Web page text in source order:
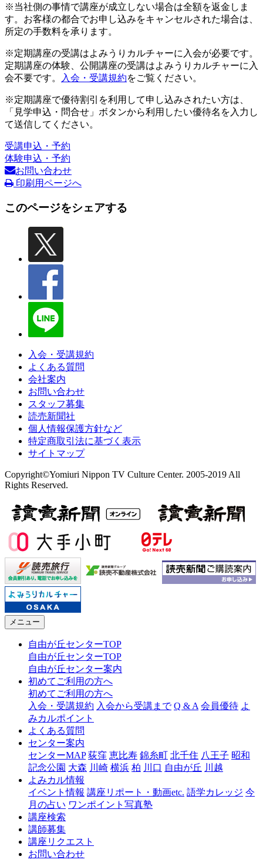
※当社側の事情で講座が成立しない場合は全額を返金しま
す。お客様の都合でお申し込みをキャンセルされた場合は、
所定の手数料を承ります。
※定期講座の受講はよみうりカルチャーに入会が必要です。
定期講座の体験、公開講座の受講はよみうりカルチャーに入
会不要です。
入会・受講規約をご覧ください。
※定期講座で優待割引を利用して申し込みされたい方は、
「見学申込・問合せ」ボタンから利用したい優待名を入力し
て送信してください。
受講申込・予約
体験申込・予約
お問い合わせ
印刷用ページへ
このページをシェアする
入会・受講規約
よくある質問
会社案内
お問い合わせ
スタッフ募集
読売新聞社
個人情報保護方針など
特定商取引法に基づく表示
サイトマップ
Copyright©Yomiuri Nippon TV Culture Center. 2005-2019 All
Rights Reserved.
メニュー
自由が丘センターTOP
自由が丘センターTOP
自由が丘センター案内
初めてご利用の方へ
初めてご利用の方へ
入会・受講規約 入会から受講まで Q & A 会員優待 よ
みカルポイント
よくある質問
センター案内
センターMAP 荻窪 恵比寿 錦糸町 北千住 八王子 昭和
記念公園 大森 川崎 横浜 柏 川口 自由が丘 川越
よみカル情報
イベント情報 講座リポート・動画etc. 語学カレッジ 今
月の占い ワンポイント写真塾
講座検索
講師募集
講座リクエスト
お問い合わせ